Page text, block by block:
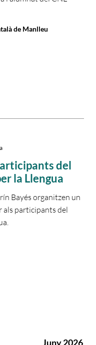
de Manlleu
del
la Llengua
Bayés organitzen un
als participants del
Juny 2026